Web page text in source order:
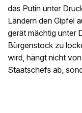
das Putin unter
Ländern den Gipfel
gerät mächtig unter
Bürgenstock zu
wird, hängt nicht
Staatschefs ab,